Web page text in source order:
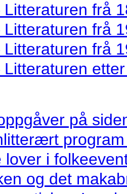
Litteraturen frå
Litteraturen frå
Litteraturen frå
Litteraturen
på
lover i
og det